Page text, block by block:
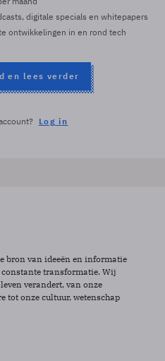
digitale specials en whitepapers
ontwikkelingen in en rond tech
en lees verder
Log in
bron van ideeën en informatie
constante transformatie. Wij
verandert, van onze
tot onze cultuur, wetenschap